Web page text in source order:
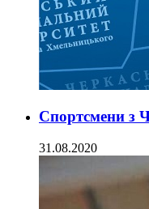
Спортсмени з
31.08.2020